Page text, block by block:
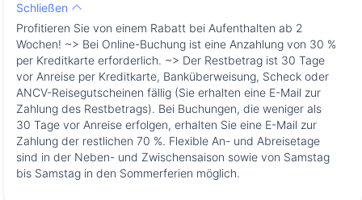
Schließen
Profitieren Sie von einem Rabatt bei Aufenthalten ab 2
Wochen! ~> Bei Online-Buchung ist eine Anzahlung von 30 %
per Kreditkarte erforderlich. ~> Der Restbetrag ist 30 Tage
vor Anreise per Kreditkarte, Banküberweisung, Scheck oder
ANCV-Reisegutscheinen fällig (Sie erhalten eine E-Mail zur
Zahlung des Restbetrags). Bei Buchungen, die weniger als
30 Tage vor Anreise erfolgen, erhalten Sie eine E-Mail zur
Zahlung der restlichen 70 %. Flexible An- und Abreisetage
sind in der Neben- und Zwischensaison sowie von Samstag
bis Samstag in den Sommerferien möglich.